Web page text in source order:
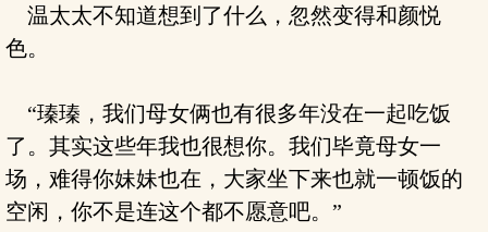
温太太不知道想到了什么，忽然变得和颜悦
色。
“瑧瑧，我们母女俩也有很多年没在一起吃饭
了。其实这些年我也很想你。我们毕竟母女一
场，难得你妹妹也在，大家坐下来也就一顿饭的
空闲，你不是连这个都不愿意吧。”